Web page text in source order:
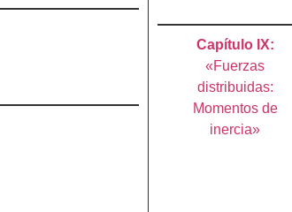
Capítulo IX:
«Fuerzas
distribuidas:
Momentos de
inercia»